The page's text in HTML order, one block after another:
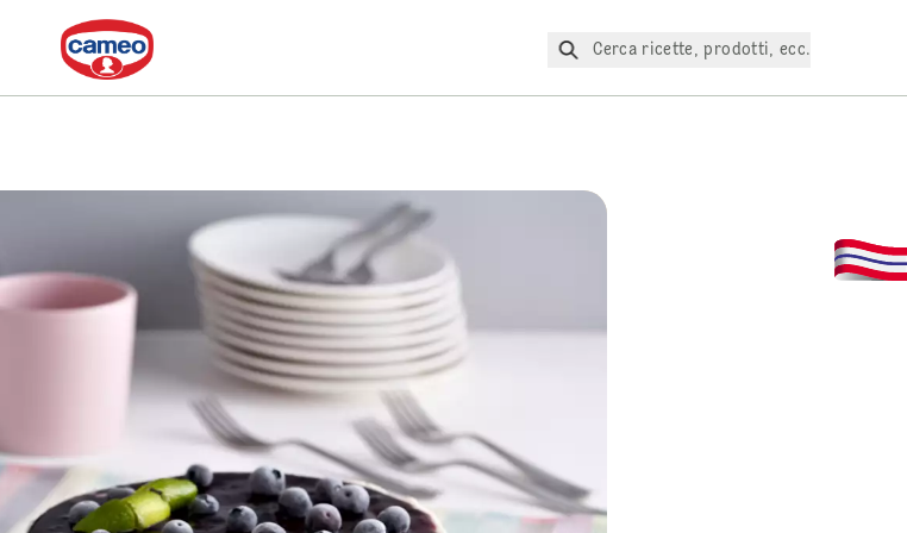
Dr. Oetker
Cerca ricette, prodotti, ecc.